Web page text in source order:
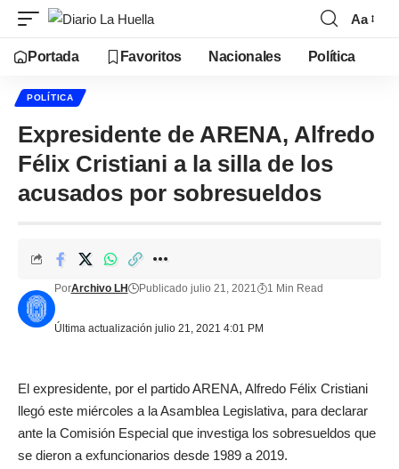
Aa
Portada Favoritos Nacionales Política
POLÍTICA
Expresidente de ARENA, Alfredo
Félix Cristiani a la silla de los
acusados por sobresueldos
Última actualización julio 21, 2021 4:01 PM
PorArchivo LH Publicado julio 21, 2021 1 Min Read
El expresidente, por el partido ARENA, Alfredo Félix Cristiani
llegó este miércoles a la Asamblea Legislativa, para declarar
ante la Comisión Especial que investiga los sobresueldos que
se dieron a exfuncionarios desde 1989 a 2019.